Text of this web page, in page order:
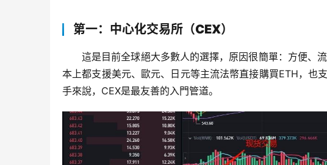
第一：中心化交易所（CEX）
這是目前全球絕大多數人的選擇，原因很簡單：方便、
本上都支援美元、歐元、日元等主流法幣直接購買ETH，也
手來說，CEX是最友善的入門管道。